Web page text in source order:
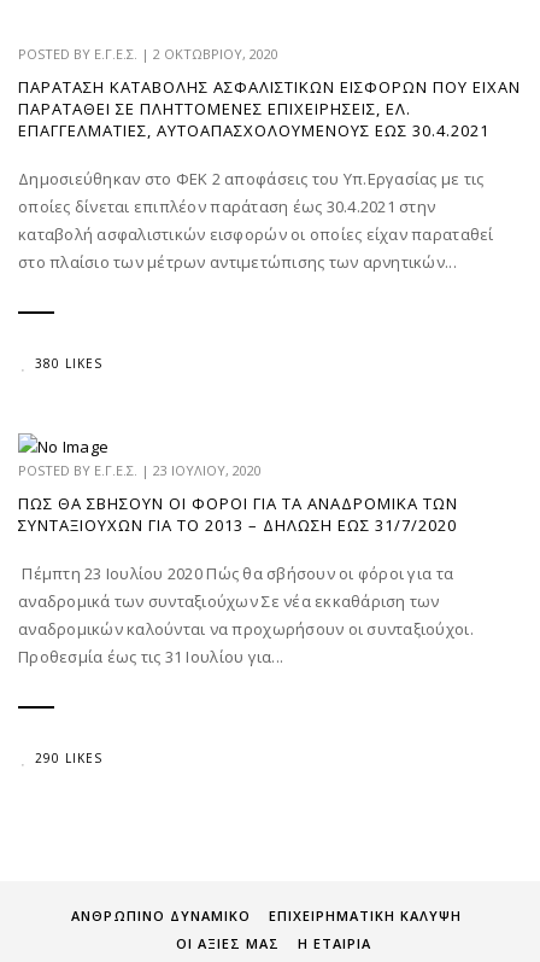
POSTED BY Ε.Γ.Ε.Σ. | 2 ΟΚΤΩΒΡΊΟΥ, 2020
ΠΑΡΆΤΑΣΗ ΚΑΤΑΒΟΛΉΣ ΑΣΦΑΛΙΣΤΙΚΏΝ ΕΙΣΦΟΡΏΝ ΠΟΥ ΕΊΧΑΝ
ΠΑΡΑΤΑΘΕΊ ΣΕ ΠΛΗΤΤΌΜΕΝΕΣ ΕΠΙΧΕΙΡΉΣΕΙΣ, ΕΛ.
ΕΠΑΓΓΕΛΜΑΤΊΕΣ, ΑΥΤΟΑΠΑΣΧΟΛΟΎΜΕΝΟΥΣ ΈΩΣ 30.4.2021
Δημοσιεύθηκαν στο ΦΕΚ 2 αποφάσεις του Υπ.Εργασίας με τις
οποίες δίνεται επιπλέον παράταση έως 30.4.2021 στην
καταβολή ασφαλιστικών εισφορών οι οποίες είχαν παραταθεί
στο πλαίσιο των μέτρων αντιμετώπισης των αρνητικών...
380 LIKES
POSTED BY Ε.Γ.Ε.Σ. | 23 ΙΟΥΛΊΟΥ, 2020
ΠΏΣ ΘΑ ΣΒΉΣΟΥΝ ΟΙ ΦΌΡΟΙ ΓΙΑ ΤΑ ΑΝΑΔΡΟΜΙΚΆ ΤΩΝ
ΣΥΝΤΑΞΙΟΎΧΩΝ ΓΙΑ ΤΟ 2013 – ΔΉΛΩΣΗ ΈΩΣ 31/7/2020
Πέμπτη 23 Ιουλίου 2020 Πώς θα σβήσουν οι φόροι για τα
αναδρομικά των συνταξιούχων Σε νέα εκκαθάριση των
αναδρομικών καλούνται να προχωρήσουν οι συνταξιούχοι.
Προθεσμία έως τις 31 Ιουλίου για...
290 LIKES
ΑΝΘΡΩΠΙΝΟ ΔΥΝΑΜΙΚΟ
ΕΠΙΧΕΙΡΗΜΑΤΙΚΗ ΚΑΛΥΨΗ
ΟΙ ΑΞΙΕΣ ΜΑΣ
Η ΕΤΑΙΡΙΑ